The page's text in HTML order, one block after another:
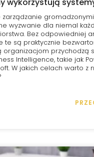
zarządzanie
wyzwanie dla niemal
Bez odpowiedniej
te są praktycznie
organizacjom przychodzą
Intelligence, takie jak
W jakich celach warto z